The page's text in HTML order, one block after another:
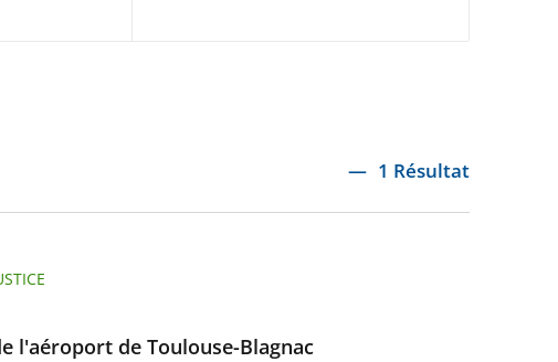
1 Résultat
l'aéroport de Toulouse-Blagnac